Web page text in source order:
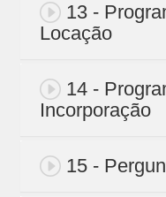
13 -
Locação
14 -
Incorporação
15 -